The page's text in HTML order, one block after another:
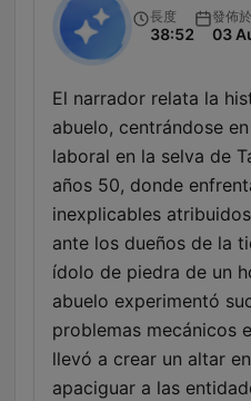
長度
38:52
發佈於
03
El narrador relata la
abuelo, centrándose
laboral en la selva de
años 50, donde
inexplicables
ante los dueños de la
ídolo de piedra de un
abuelo experimentó
problemas mecánicos
llevó a crear un altar
apaciguar a las